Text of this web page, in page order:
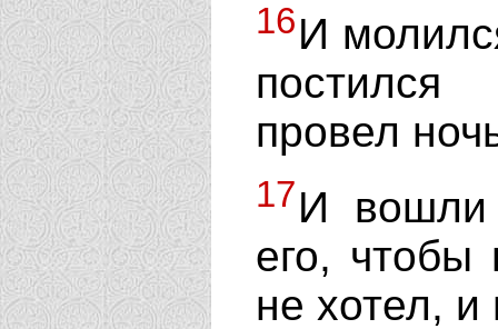
16И
провел
17И вошли
его, чтобы
не хотел,